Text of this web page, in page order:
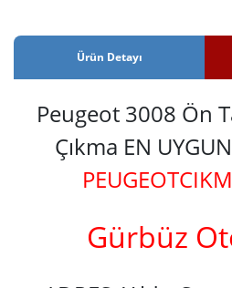
Ürün Detayı
Peugeot 3008 Ön
Çıkma EN
Gürbüz